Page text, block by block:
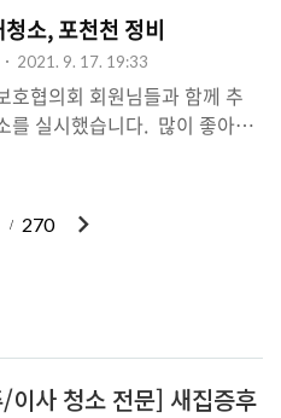
들이 마음을 모았다”고 말했
년 범죄예방위원 포천지구위
기소유예 대상자에 대한 선도,
원과 학교폭력예방 등을 통해
상자의 재범방지와 건전한 사
일 국민의힘 경기도당 5층 강
부위원장단 임명장 수여식에
윤충식 포천시의회
국민의힘 경기도당 5층 강당
위원장단 임명장 수여식에서
으로써 마음을 얻는다는 ‘이청
로 재임명해주신 점은 더 열
미로 알고 ..
소, 포천천 정비
2021. 9. 17. 19:33
호협의회 회원님들과 함께 추
를 실시했습니다. ​ 많이 좋아졌
거리를 보며 개운하게 하루를
. ​ #포천시 #추석맞이 #대청소
270
다